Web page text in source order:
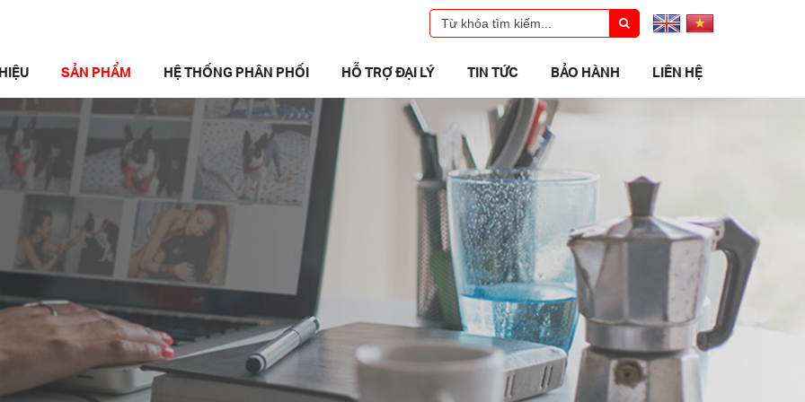
SẢN PHẨM HỆ THỐNG PHÂN PHỐI HỖ TRỢ ĐẠI LÝ TIN TỨC BẢO HÀNH LIÊN HỆ